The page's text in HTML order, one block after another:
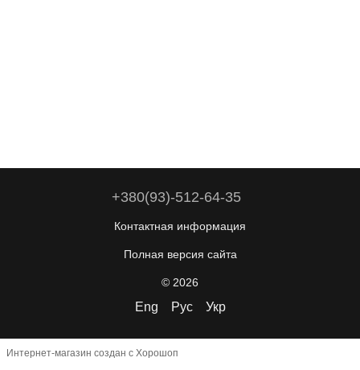
+380(93)-512-64-35
Контактная информация
Полная версия сайта
© 2026
Eng Рус Укр
Интернет-магазин создан с Хорошоп